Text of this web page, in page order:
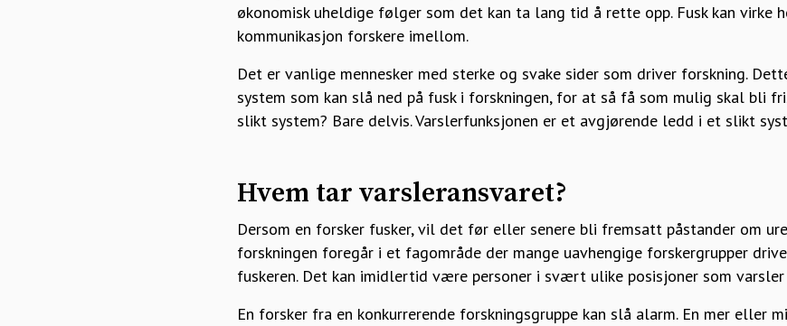
økonomisk uheldige følger som det kan ta lang tid å rette opp. Fusk kan virke
kommunikasjon forskere imellom.
Det er vanlige mennesker med sterke og svake sider som driver forskning.
system som kan slå ned på fusk i forskningen, for at så få som mulig skal bli
slikt system? Bare delvis. Varslerfunksjonen er et avgjørende ledd i et slikt
Hvem tar varsleransvaret?
Dersom en forsker fusker, vil det før eller senere bli fremsatt påstander om
forskningen foregår i et fagområde der mange uavhengige forskergrupper
fuskeren. Det kan imidlertid være personer i svært ulike posisjoner som varsler
En forsker fra en konkurrerende forskningsgruppe kan slå alarm. En mer eller